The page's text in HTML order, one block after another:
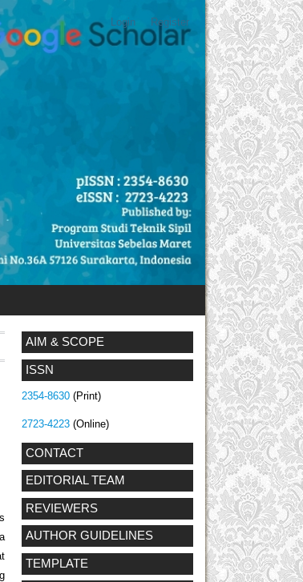
Login Register
AIM & SCOPE
ISSN
2354-8630 (Print)
2723-4223 (Online)
CONTACT
EDITORIAL TEAM
REVIEWERS
AUTHOR GUIDELINES
TEMPLATE